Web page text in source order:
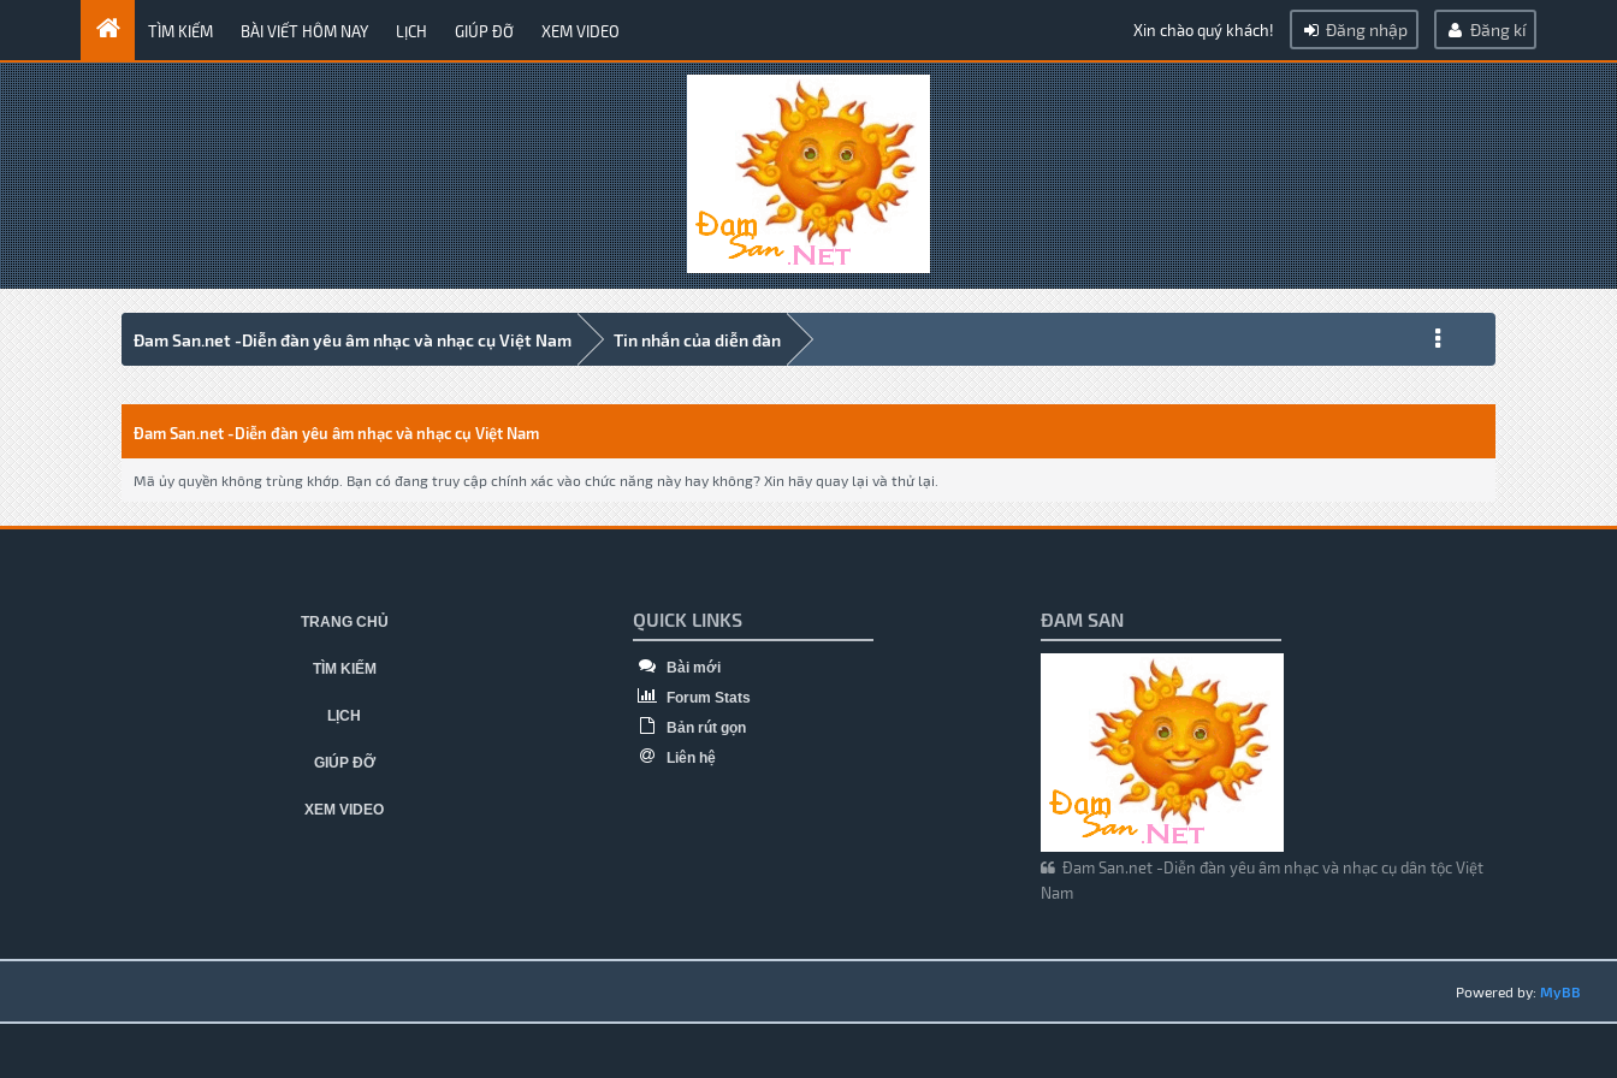
TÌM KIẾM BÀI VIẾT HÔM NAY LỊCH GIÚP ĐỠ XEM VIDEO Xin chào quý khách! Đăng nhập Đăng kí
Đam San.net -Diễn đàn yêu âm nhạc và nhạc cụ Việt Nam Tin nhắn của diễn đàn
Đam San.net -Diễn đàn yêu âm nhạc và nhạc cụ Việt Nam
Mã ủy quyền không trùng khớp. Bạn có đang truy cập chính xác vào chức năng này hay không? Xin hãy quay lại và thử lại.
TRANG CHỦ
TÌM KIẾM
LỊCH
GIÚP ĐỠ
XEM VIDEO
QUICK LINKS
Bài mới
Forum Stats
Bản rút gọn
Liên hệ
ĐAM SAN
Đam San.net -Diễn đàn yêu âm nhạc và nhạc cụ dân tộc Việt
Nam
Powered by: MyBB